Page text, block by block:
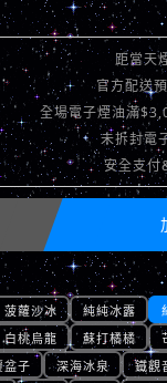
距當天
官方配送
全場電子煙油滿
未拆封電
安全支付
菠蘿沙冰 純純冰露
白桃烏龍 蘇打橘橘
盆子 深海冰泉 鐵觀